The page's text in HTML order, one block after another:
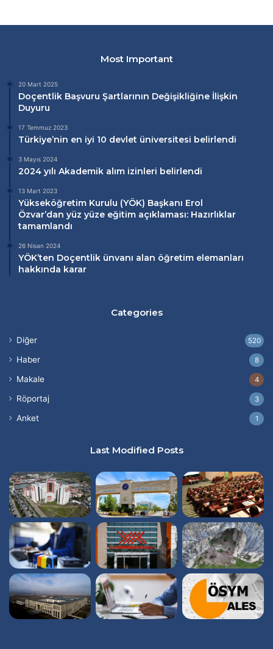
Most Important
20 Mart 2025
Doçentlik Başvuru Şartlarının Değişikliğine İlişkin
Duyuru
17 Temmuz 2023
Türkiye’nin en iyi 10 devlet üniversitesi belirlendi
3 Mayıs 2024
2024 yılı Akademik alım izinleri belirlendi
13 Mart 2023
Yükseköğretim Kurulu (YÖK) Başkanı Erol
Özvar’dan yüz yüze eğitim açıklaması: Hazırlıklar
tamamlandı
26 Nisan 2024
YÖK’ten Doçentlik ünvanı alan öğretim elemanları
hakkında karar
Categories
Diğer 520
Haber 8
Makale 4
Röportaj 3
Anket 1
Last Modified Posts